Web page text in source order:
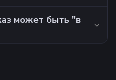
может быть "в